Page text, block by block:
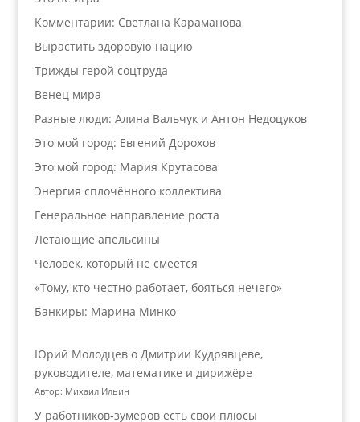
Комментарии: Светлана Караманова
Вырастить здоровую нацию
Трижды герой соцтруда
Венец мира
Разные люди: Алина Вальчук и Антон Недоцуков
Это мой город: Евгений Дорохов
Это мой город: Мария Крутасова
Энергия сплочённого коллектива
Генеральное направление роста
Летающие апельсины
Человек, который не смеётся
«Тому, кто честно работает, бояться нечего»
Банкиры: Марина Минко
Юрий Молодцев о Дмитрии Кудрявцеве,
руководителе, математике и дирижёре
Автор: Михаил Ильин
У работников‑зумеров есть свои плюсы